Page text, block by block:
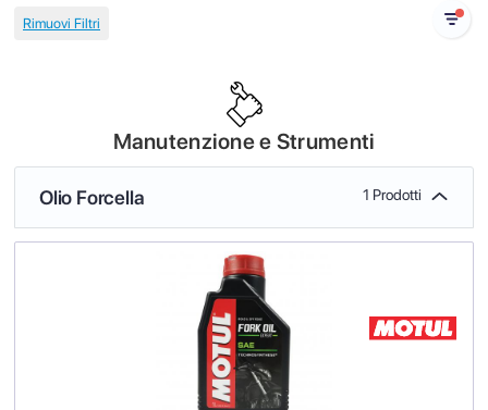
Manutenzione e Strumenti
Olio Forcella 1 Prodotti